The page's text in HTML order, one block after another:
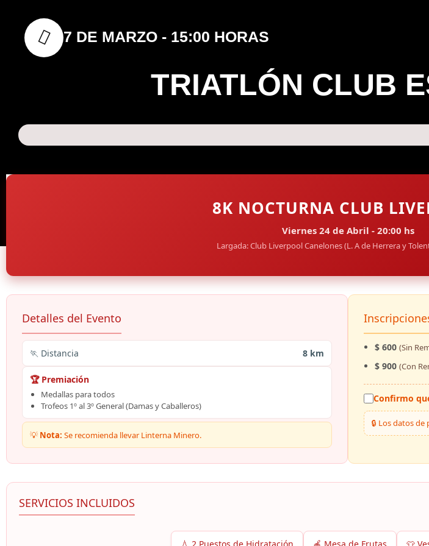
7 DE MARZO - 15:00 HORAS
TRIATLÓN CLUB
8K NOCTURNA CLUB
Viernes 24 de Abril - 20:00 hs
Largada: Club Liverpool Canelones (L. A de Herrera y
Detalles del Evento
🏃 Distancia 8 km
🏆 Premiación
Medallas para todos
Trofeos 1º al 3º General (Damas y Caballeros)
💡 Nota: Se recomienda llevar Linterna Minero.
$ 600 (Sin
$ 900 (Con
Confirmo
🔒 Los datos
SERVICIOS INCLUIDOS